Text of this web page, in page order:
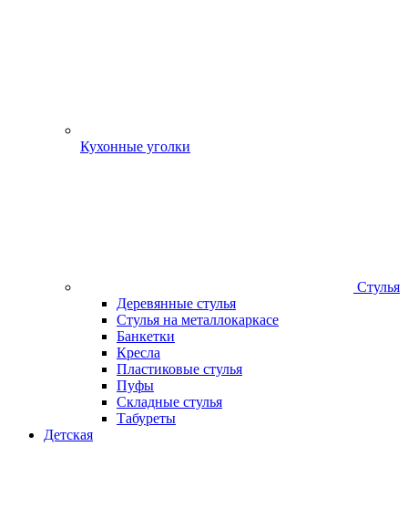
Кухонные уголки
Стулья
Деревянные стулья
Стулья на металлокаркасе
Банкетки
Кресла
Пластиковые стулья
Пуфы
Складные стулья
Табуреты
Детская